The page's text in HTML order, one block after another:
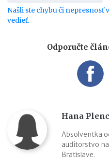
Našli ste chybu či nepresnosť
vedieť.
Odporučte
Hana
Absolventka
audítorstvo
Bratislave.